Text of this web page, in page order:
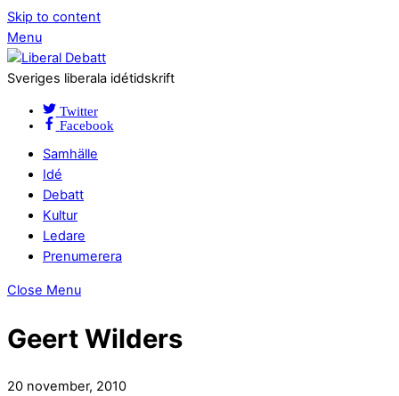
Skip to content
Menu
Sveriges liberala idétidskrift
Twitter
Facebook
Samhälle
Idé
Debatt
Kultur
Ledare
Prenumerera
Close Menu
Geert Wilders
20 november, 2010